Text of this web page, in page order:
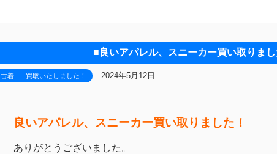
■良いアパレル、スニーカー買い取りま
古着 買取いたしました！ 2024年5月12日
良いアパレル、スニーカー買い取りました！
ありがとうございました。